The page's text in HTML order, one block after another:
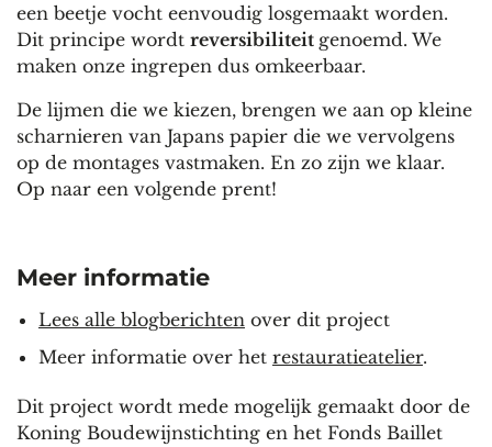
een beetje vocht eenvoudig losgemaakt worden.
Dit principe wordt reversibiliteit genoemd. We
maken onze ingrepen dus omkeerbaar.
De lijmen die we kiezen, brengen we aan op kleine
scharnieren van Japans papier die we vervolgens
op de montages vastmaken. En zo zijn we klaar.
Op naar een volgende prent!
Meer informatie
Lees alle blogberichten over dit project
Meer informatie over het restauratieatelier.
Dit project wordt mede mogelijk gemaakt door de
Koning Boudewijnstichting en het Fonds Baillet